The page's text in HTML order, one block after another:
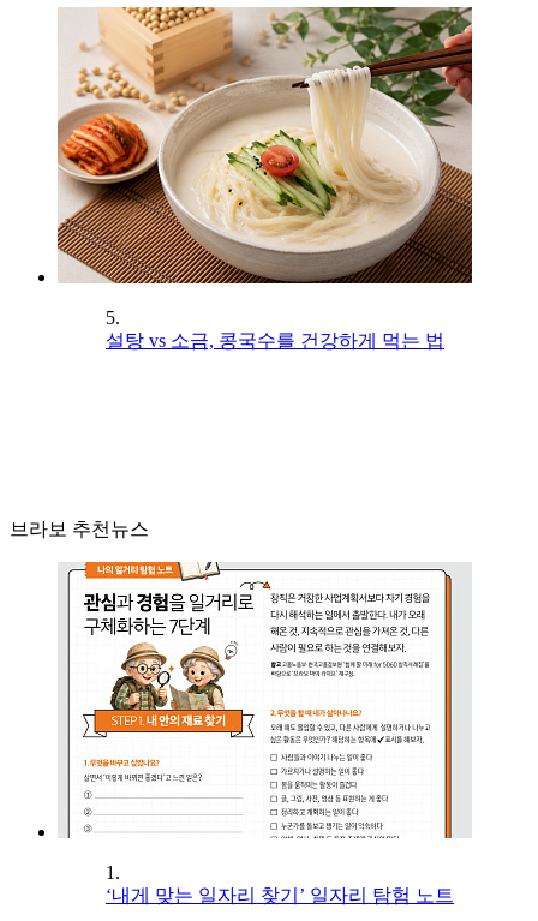
5.
설탕 vs 소금, 콩국수를 건강하게 먹는 법
브라보 추천뉴스
1.
‘내게 맞는 일자리 찾기’ 일자리 탐험 노트